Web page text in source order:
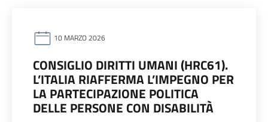
10 MARZO 2026
CONSIGLIO DIRITTI UMANI (HRC61).
L’ITALIA RIAFFERMA L’IMPEGNO PER
LA PARTECIPAZIONE POLITICA
DELLE PERSONE CON DISABILITÀ